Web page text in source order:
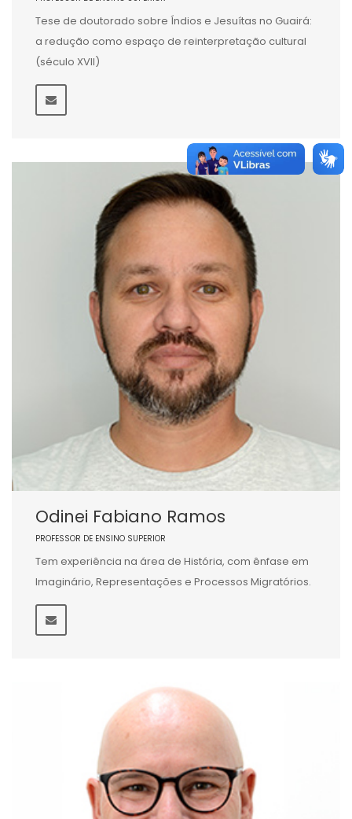
Tese de doutorado sobre Índios e Jesuítas no Guairá:
a redução como espaço de reinterpretação cultural
(século XVII)
Odinei Fabiano Ramos
PROFESSOR DE ENSINO SUPERIOR
Tem experiência na área de História, com ênfase em
Imaginário, Representações e Processos Migratórios.